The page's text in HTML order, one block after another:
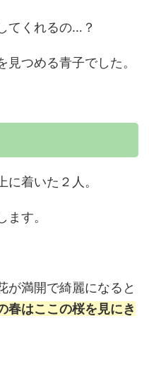
てくれるの…？
つめる青子でした。
着いた２人。
す。
が満開で綺麗になると
春はここの桜を見にき